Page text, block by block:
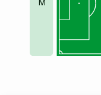
M